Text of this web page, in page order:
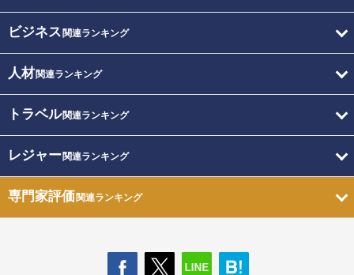
ビジネス 関連ランキング
人材関連ランキング
トラベル関連ランキング
レジャー関連ランキング
専門家評価関連ランキング